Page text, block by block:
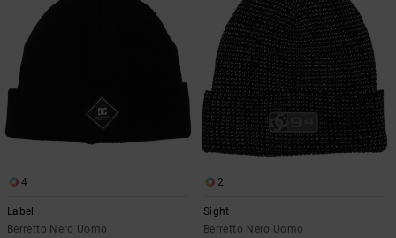
4
Label
Berretto Nero Uomo
2
Sight
Berretto Nero Uomo